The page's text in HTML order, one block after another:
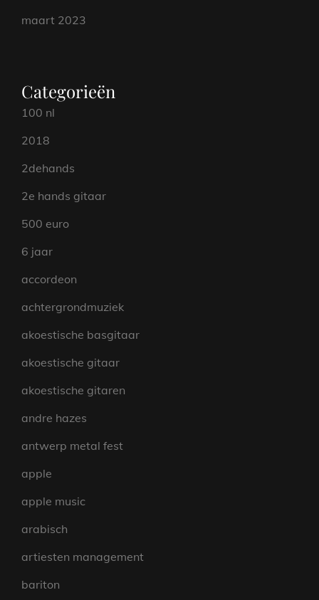
maart 2023
Categorieën
100 nl
2018
2dehands
2e hands gitaar
500 euro
6 jaar
accordeon
achtergrondmuziek
akoestische basgitaar
akoestische gitaar
akoestische gitaren
andre hazes
antwerp metal fest
apple
apple music
arabisch
artiesten management
bariton